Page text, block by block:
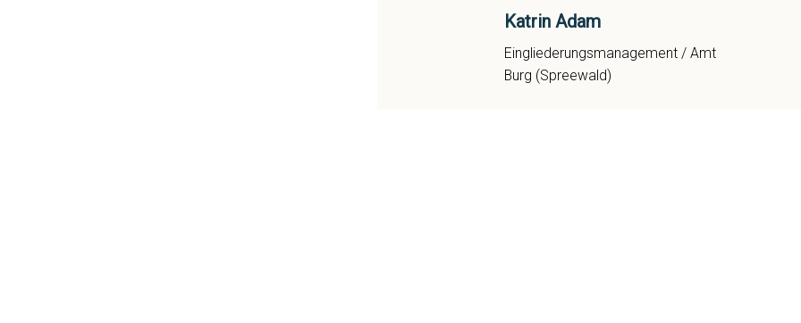
Katrin Adam
Eingliederungsmanagement / Amt
Burg (Spreewald)